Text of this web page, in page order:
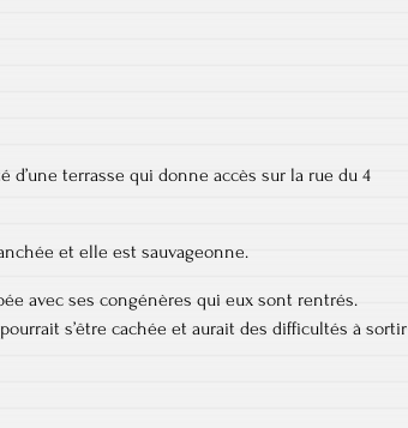
d’une terrasse qui donne accès sur la rue du 4
et elle est sauvageonne.
avec ses congénères qui eux sont rentrés.
s’être cachée et aurait des difficultés à sortir